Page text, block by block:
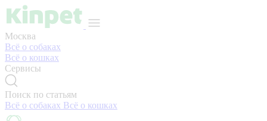
Москва
Всё о собаках
Всё о кошках
Сервисы
Поиск по статьям
Всё о собаках Всё о кошках